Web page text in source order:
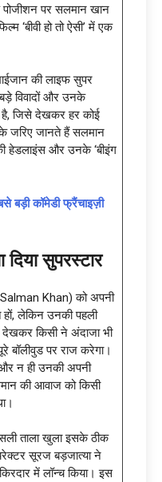
पर सलमान खान
हो तो ऐसी’ में एक
की लाइफ सुपर
विवादों और उनके
है, जिसे देखकर हर कोई
जरिए जानते हैं सलमान
हेडलाइंस और उनके ‘बीइंग
बड़ी कॉमेडी फ्रैंचाइज़ी
दिया सुपरस्टार
Khan) को अपनी
लेकिन उनकी पहली
देखकर किसी ने अंदाजा भी
बॉलीवुड पर राज करेगा।
न ही उनकी अपनी
की आवाज को किसी
ताला खुला इसके ठीक
सूरज बड़जात्या ने
में लॉन्च किया। इस